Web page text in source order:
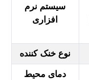
سیستم نرم
افزاری
نوع خنک کننده
دمای محیط